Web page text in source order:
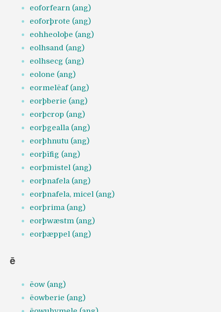
eoforfearn (ang)
eoforþrote (ang)
eohheoloþe (ang)
eolhsand (ang)
eolhsecg (ang)
eolone (ang)
eormelēaf (ang)
eorþberie (ang)
eorþcrop (ang)
eorþgealla (ang)
eorþhnutu (ang)
eorþīfig (ang)
eorþmistel (ang)
eorþnafela (ang)
eorþnafela, micel (ang)
eorþrima (ang)
eorþwæstm (ang)
eorþæppel (ang)
ē
ēow (ang)
ēowberie (ang)